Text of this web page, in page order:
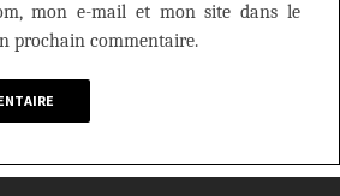
mon e-mail et mon site dans le
prochain commentaire.